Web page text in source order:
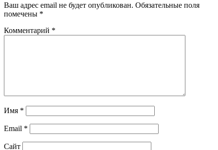
Ваш адрес email не будет опубликован. Обязательные поля
помечены *
Комментарий *
Имя *
Email *
Сайт